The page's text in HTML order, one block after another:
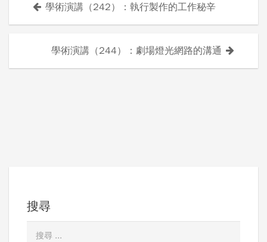
文
導
學術演講（242）：執行製作的工作秘辛
學術演講（244）：劇場燈光網路的溝通
搜尋